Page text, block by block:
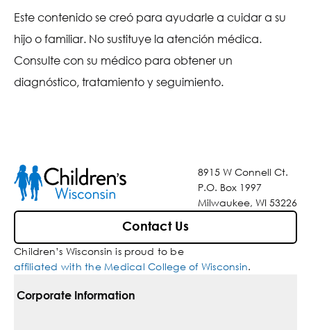
Este contenido se creó para ayudarle a cuidar a su
hijo o familiar. No sustituye la atención médica.
Consulte con su médico para obtener un
diagnóstico, tratamiento y seguimiento.
8915 W Connell Ct.
P.O. Box 1997
Milwaukee, WI 53226
Contact Us
Children’s Wisconsin is proud to be
affiliated with the Medical College of Wisconsin.
Corporate Information